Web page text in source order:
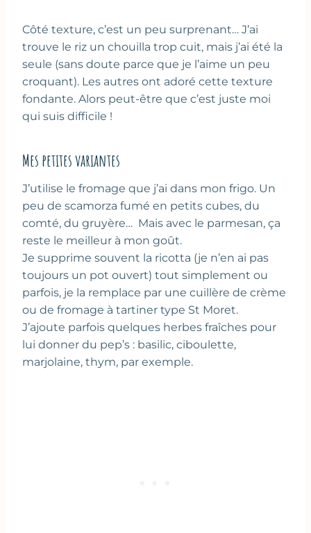
Côté texture, c’est un peu surprenant… J’ai
trouve le riz un chouilla trop cuit, mais j’ai été la
seule (sans doute parce que je l’aime un peu
croquant). Les autres ont adoré cette texture
fondante. Alors peut-être que c’est juste moi
qui suis difficile !
Mes petites variantes
J’utilise le fromage que j’ai dans mon frigo. Un
peu de scamorza fumé en petits cubes, du
comté, du gruyère… Mais avec le parmesan, ça
reste le meilleur à mon goût.
Je supprime souvent la ricotta (je n’en ai pas
toujours un pot ouvert) tout simplement ou
parfois, je la remplace par une cuillère de crème
ou de fromage à tartiner type St Moret.
J’ajoute parfois quelques herbes fraîches pour
lui donner du pep’s : basilic, ciboulette,
marjolaine, thym, par exemple.